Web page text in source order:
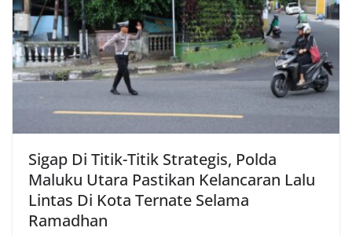
Sigap Di Titik-Titik Strategis, Polda
Maluku Utara Pastikan Kelancaran Lalu
Lintas Di Kota Ternate Selama
Ramadhan